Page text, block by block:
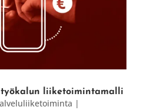
liiketoimintamalli
|